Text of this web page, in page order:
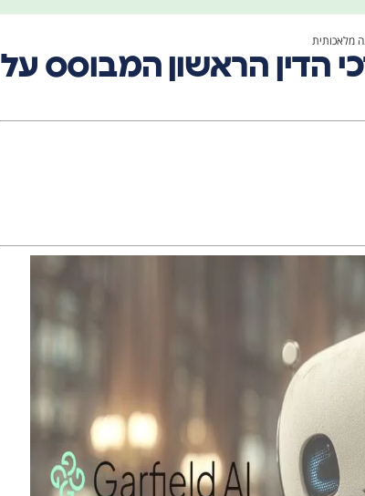
מלאכותית
הדין הראשון המבוסס על